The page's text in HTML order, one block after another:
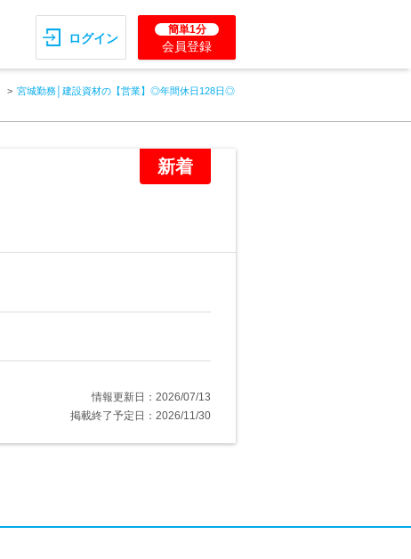
ログイン
簡単1分
会員登録
宮城勤務│建設資材の【営業】◎年間休日128日◎
新着
情報更新日：2026/07/13
掲載終了予定日：2026/11/30